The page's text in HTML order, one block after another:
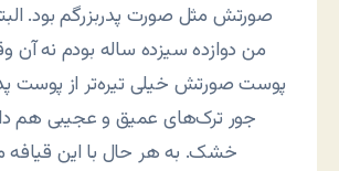
صورتش مثل صورت پدربزرگم بود.
من دوازده سیزده ساله بودم نه آن
پوست صورتش خیلی تیره‌تر از پوست
جور ترک‌های عمیق و عجیبی هم
خشک. به هر حال با این قیافه